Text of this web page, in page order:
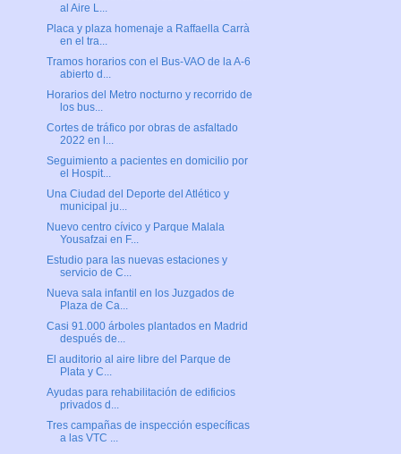
al Aire L...
Placa y plaza homenaje a Raffaella Carrà
en el tra...
Tramos horarios con el Bus-VAO de la A-6
abierto d...
Horarios del Metro nocturno y recorrido de
los bus...
Cortes de tráfico por obras de asfaltado
2022 en l...
Seguimiento a pacientes en domicilio por
el Hospit...
Una Ciudad del Deporte del Atlético y
municipal ju...
Nuevo centro cívico y Parque Malala
Yousafzai en F...
Estudio para las nuevas estaciones y
servicio de C...
Nueva sala infantil en los Juzgados de
Plaza de Ca...
Casi 91.000 árboles plantados en Madrid
después de...
El auditorio al aire libre del Parque de
Plata y C...
Ayudas para rehabilitación de edificios
privados d...
Tres campañas de inspección específicas
a las VTC ...